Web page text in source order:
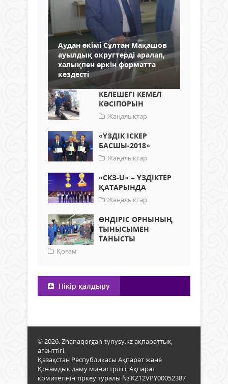
Аудан әкімі Сұлтан Мақашов
ауылдық округтерді аралап,
халықпен еркін форматта
кездесті
КЕЛЕШЕГІ КЕМЕЛ
КӘСІПОРЫН
Жаңалықтар
«ҮЗДІК ІСКЕР
БАСШЫ-2018»
Жаңалықтар
«СКЗ-U» – ҮЗДІКТЕР
ҚАТАРЫНДА
Жаңалықтар
ӨНДІРІС ОРНЫНЫҢ
ТЫНЫСЫМЕН
ТАНЫСТЫ
Қоғам
Пікір қалдыру
© 2026. Zhanaqorgan-tynysy.kz ақпараттық
агенттігі.
Қазақстан Республикасы Ақпарат және
Қоғамдық даму министрлігі, Ақпарат
комитетінің тіркеу туралы № KZ12VPY00052387